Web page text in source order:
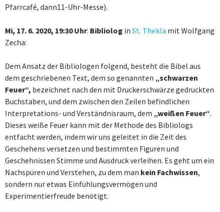
Pfarrcafé, dann11-Uhr-Messe).
Mi, 17. 6. 2020, 19:30 Uhr: Bibliolog in St. Thekla mit Wolfgang
Zecha:
Dem Ansatz der Bibliologen folgend, besteht die Bibel aus
dem geschriebenen Text, dem so genannten „schwarzen
Feuer“, bezeichnet nach den mit Druckerschwärze gedruckten
Buchstaben, und dem zwischen den Zeilen befindlichen
Interpretations- und Verständnisraum, dem „weißen Feuer“.
Dieses weiße Feuer kann mit der Methode des Bibliologs
entfacht werden, indem wir uns geleitet in die Zeit des
Geschehens versetzen und bestimmten Figuren und
Geschehnissen Stimme und Ausdruck verleihen. Es geht um ein
Nachspüren und Verstehen, zu dem man kein Fachwissen,
sondern nur etwas Einfühlungsvermögen und
Experimentierfreude benötigt.